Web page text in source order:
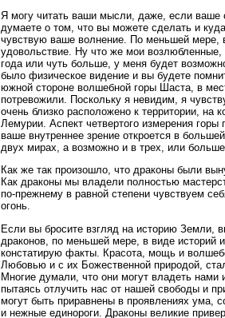
Я могу читать ваши мысли, даже, если ваше
думаете о том, что вы можете сделать и
чувствую ваше волнение. По меньшей мере,
удовольствие. Ну что же мои
года или чуть больше, у меня будет
было физическое видение и вы будете
южной стороне волшебной горы Шаста, в
потревожили. Поскольку я невидим, я
очень близко расположено к территории, на
Лемурии. Аспект четвертого измерения
ваше внутреннее зрение откроется в
двух мирах, а возможно и в трех, или больше.
Как же так произошло, что драконы были
Как драконы мы владели полностью
по-прежнему в равной степени чувствуем
огонь.
Если вы бросите взгляд на историю Земли,
драконов, по меньшей мере, в виде
констатирую факты. Красота, мощь и
Любовью и с их Божественной природой,
Многие думали, что они могут владеть нами
пытаясь отлучить нас от нашей свободы и
могут быть приравнены в проявлениях ума,
и нежные единороги. Драконы великие